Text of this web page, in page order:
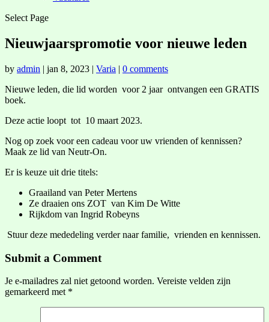
Select Page
Nieuwjaarspromotie voor nieuwe leden
by admin | jan 8, 2023 | Varia | 0 comments
Nieuwe leden, die lid worden voor 2 jaar ontvangen een GRATIS
boek.
Deze actie loopt tot 10 maart 2023.
Nog op zoek voor een cadeau voor uw vrienden of kennissen?
Maak ze lid van Neutr-On.
Er is keuze uit drie titels:
Graailand van Peter Mertens
Ze draaien ons ZOT van Kim De Witte
Rijkdom van Ingrid Robeyns
Stuur deze mededeling verder naar familie, vrienden en kennissen.
Submit a Comment
Je e-mailadres zal niet getoond worden. Vereiste velden zijn
gemarkeerd met *